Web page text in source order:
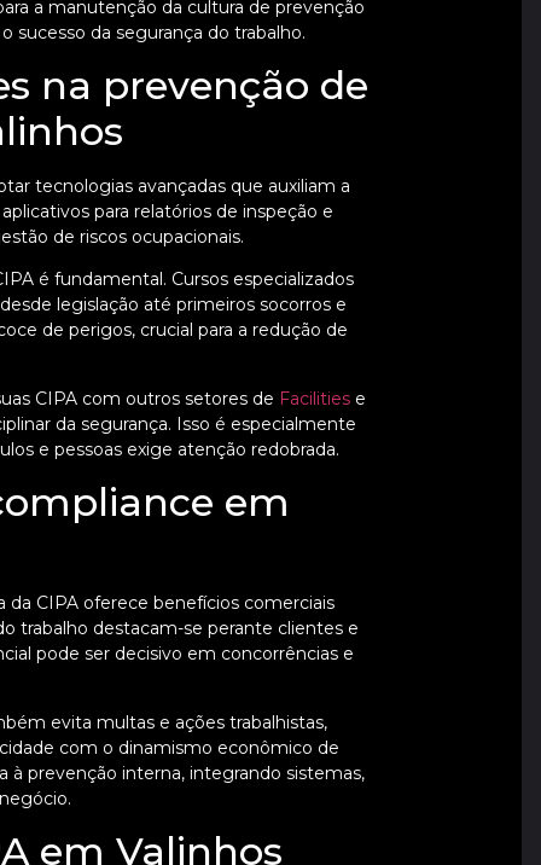
a manutenção da cultura de prevenção
sucesso da segurança do trabalho.
na prevenção de
tecnologias avançadas que auxiliam a
para relatórios de inspeção e
de riscos ocupacionais.
é fundamental. Cursos especializados
legislação até primeiros socorros e
de perigos, crucial para a redução de
CIPA com outros setores de Facilitiese
da segurança. Isso é especialmente
e pessoas exige atenção redobrada.
em
da CIPA oferece benefícios comerciais
trabalho destacam-se perante clientes e
pode ser decisivo em concorrências e
evita multas e ações trabalhistas,
com o dinamismo econômico de
à prevenção interna, integrando sistemas,
em Valinhos